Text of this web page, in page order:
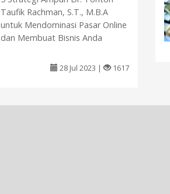
Taufik Rachman, S.T., M.B.A
untuk Mendominasi Pasar Online
dan Membuat Bisnis Anda
28 Jul 2023 | 1617